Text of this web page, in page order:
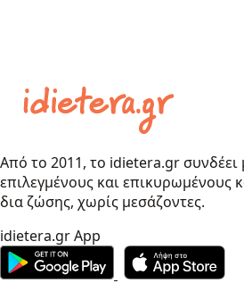
Από το 2011, το idietera.gr συνδέει
επιλεγμένους και επικυρωμένους
δια ζώσης, χωρίς μεσάζοντες.
idietera.gr App